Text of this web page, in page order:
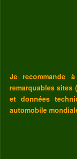
Je recommande
remarquables sites
et données
automobile